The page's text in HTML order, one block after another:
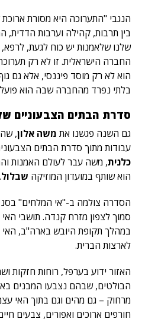
הנגבי "התערוכה היא מסורת
בין תרבות, קהילה וערבות
שלנו שלאמנות יש כוח לגעת,
החברה הישראלית. זו לא רק
הוא לא רק מוסד פיננסי, אלא גם
בלתי נפרד מהחברה שבה הוא
סדרת הבתים הצבעוניים
גם השנה פגשנו את משה אלון,
עבודות מתוך סדרת הבתים
כלנית, משה עבר לעולם האמנות
הוא שותף במועדון המוזיקה שבלול.
הסדרה צולמה ב-"אי המלחים"
סמוך לצפון מזרח קנדה. תושבי
במהלך תקופת היובש בארה"ב,
לארצות הברית.
האזור ידוע בערפל, רוחות חזקות
הבולטים, שבהם נצבעו המבנים
מרחוק – גם מהים וגם בתוך האי
חורפים ארוכים ואפורים, צבעים